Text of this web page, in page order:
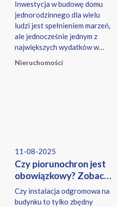
Inwestycja w budowę domu
jednorodzinnego dla wielu
ludzi jest spełnieniem marzeń,
ale jednocześnie jednym z
największych wydatków w
Nieruchomości
11-08-2025
Czy piorunochron jest
obowiązkowy? Zobacz,
kiedy instalacja
odgromowa się opłaca
Czy instalacja odgromowa na
budynku to tylko zbędny